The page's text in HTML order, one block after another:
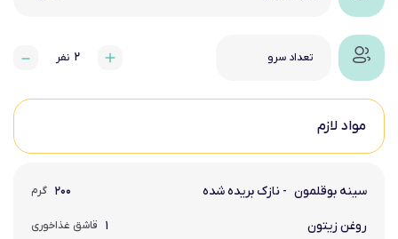
تعداد سرو ۲ نفر
مواد لازم
سینه بوقلمون - نازک بریده شده ۲۰۰ گرم
روغن زیتون ۱ قاشق غذاخوری